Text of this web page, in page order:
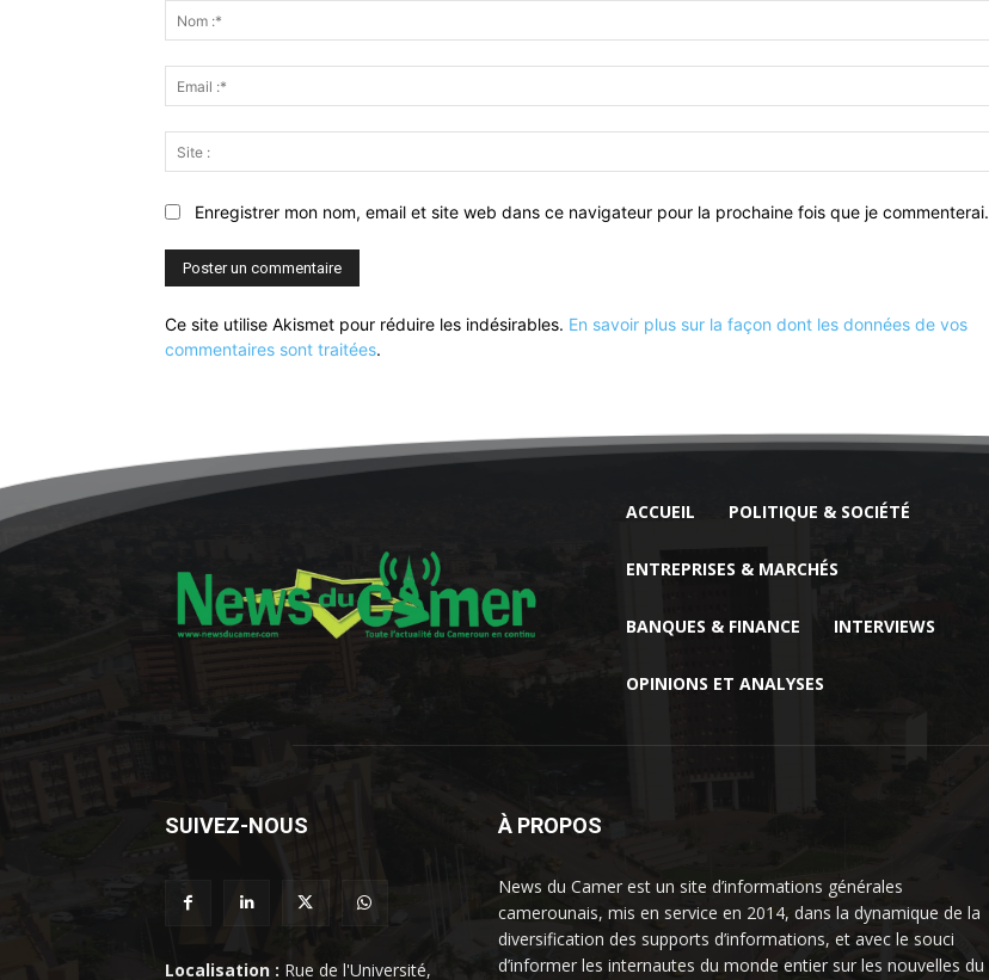
Enregistrer mon nom, email et site web dans ce navigateur pour la prochaine fois que je commenterai.
Ce site utilise Akismet pour réduire les indésirables. En savoir plus sur la façon dont les données de vos
commentaires sont traitées.
ACCUEIL POLITIQUE & SOCIÉTÉ
ENTREPRISES & MARCHÉS
BANQUES & FINANCE INTERVIEWS
OPINIONS ET ANALYSES
SUIVEZ-NOUS
Localisation : Rue de l'Université,
À PROPOS
News du Camer est un site d’informations générales
camerounais, mis en service en 2014, dans la dynamique de la
diversification des supports d’informations, et avec le souci
d’informer les internautes du monde entier sur les nouvelles du